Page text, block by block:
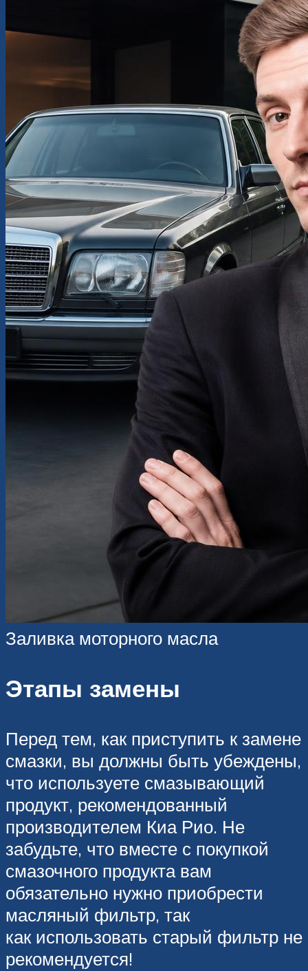
Заливка моторного масла
Этапы замены
Перед тем, как приступить к замене
смазки, вы должны быть убеждены,
что используете смазывающий
продукт, рекомендованный
производителем Киа Рио. Не
забудьте, что вместе с покупкой
смазочного продукта вам
обязательно нужно приобрести
масляный фильтр, так
как использовать старый фильтр не
рекомендуется!